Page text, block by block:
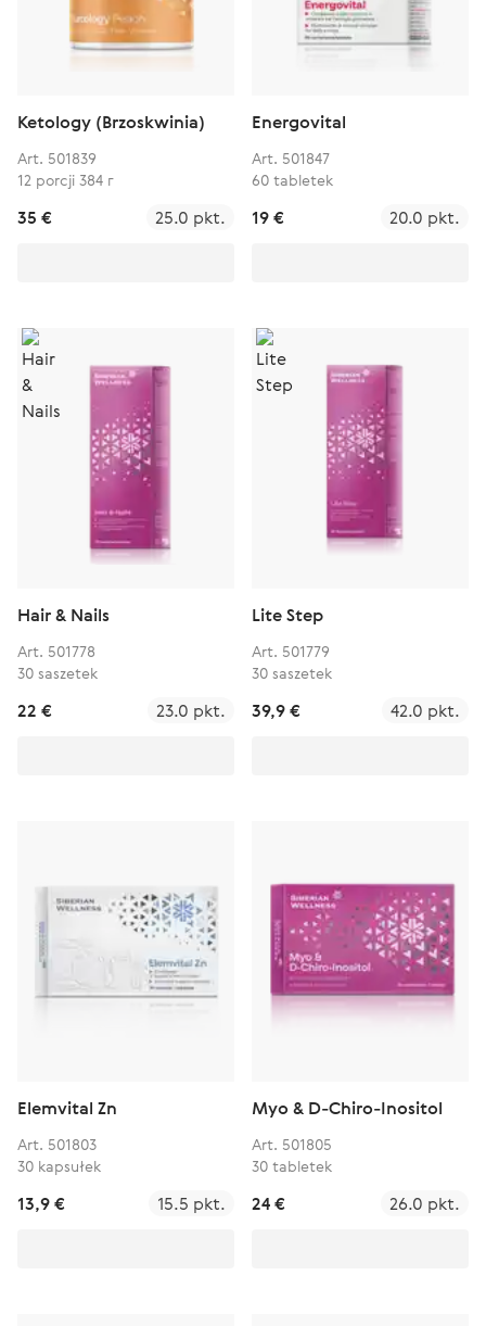
Ketology (Brzoskwinia)
Art. 501839
12 porcji 384 г
35 € 25.0 pkt.
Energovital
Art. 501847
60 tabletek
19 € 20.0 pkt.
Hair & Nails
Art. 501778
30 saszetek
22 € 23.0 pkt.
Lite Step
Art. 501779
30 saszetek
39,9 € 42.0 pkt.
Elemvital Zn
Art. 501803
30 kapsułek
13,9 € 15.5 pkt.
Myo & D-Chiro-Inositol
Art. 501805
30 tabletek
24 € 26.0 pkt.